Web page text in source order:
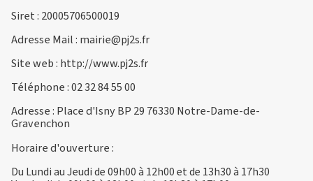
Siret : 20005706500019
Adresse Mail : mairie@pj2s.fr
Site web : http://www.pj2s.fr
Téléphone :02 32 84 55 00
Adresse : Place d'Isny BP 29 76330 Notre-Dame-de-
Gravenchon
Horaire d'ouverture :
Du Lundi au Jeudi de 09h00 à 12h00 et de 13h30 à 17h30